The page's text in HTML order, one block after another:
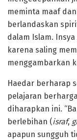
meminta maaf
berlandaskan
dalam Islam.
karena saling
menggambarkan
Haedar berharap
pelajaran
diharapkan ini.
berlebihan (israf,
apapun sungguh